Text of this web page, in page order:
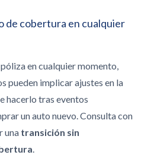
de cobertura en cualquier
en cualquier momento,
pueden implicar ajustes en la
hacerlo tras eventos
un auto nuevo. Consulta con
una transición sin
.